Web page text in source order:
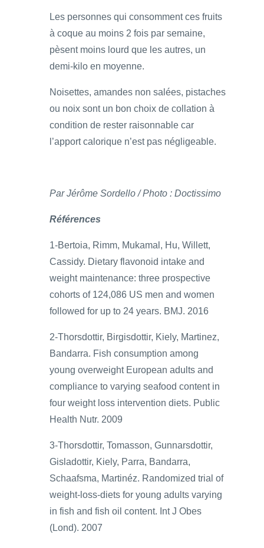
Les personnes qui consomment ces fruits
à coque au moins 2 fois par semaine,
pèsent moins lourd que les autres, un
demi-kilo en moyenne.
Noisettes, amandes non salées, pistaches
ou noix sont un bon choix de collation à
condition de rester raisonnable car
l’apport calorique n’est pas négligeable.
Par Jérôme Sordello / Photo : Doctissimo
Références
1-Bertoia, Rimm, Mukamal, Hu, Willett,
Cassidy. Dietary flavonoid intake and
weight maintenance: three prospective
cohorts of 124,086 US men and women
followed for up to 24 years. BMJ. 2016
2-Thorsdottir, Birgisdottir, Kiely, Martinez,
Bandarra. Fish consumption among
young overweight European adults and
compliance to varying seafood content in
four weight loss intervention diets. Public
Health Nutr. 2009
3-Thorsdottir, Tomasson, Gunnarsdottir,
Gisladottir, Kiely, Parra, Bandarra,
Schaafsma, Martinéz. Randomized trial of
weight-loss-diets for young adults varying
in fish and fish oil content. Int J Obes
(Lond). 2007